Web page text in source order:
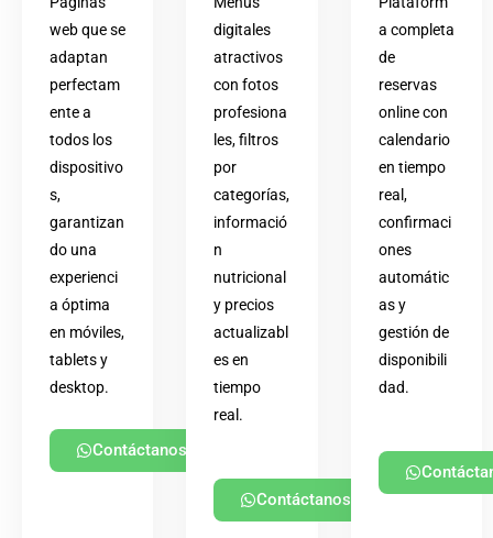
web que se
adaptan
perfectam
ente a
todos los
dispositivo
s,
garantizan
do una
experienci
a óptima
en móviles,
tablets y
desktop.
Contáctanos
digitales
atractivos
con fotos
profesiona
les, filtros
por
categorías,
informació
n
nutricional
y precios
actualizabl
es en
tiempo
real.
Contáctanos
a completa
de
reservas
online con
calendario
en tiempo
real,
confirmaci
ones
automátic
as y
gestión de
disponibili
dad.